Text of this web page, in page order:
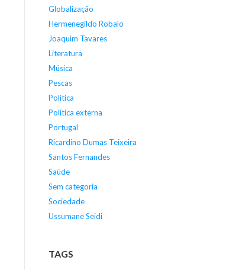
Globalização
Hermenegildo Robalo
Joaquim Tavares
Literatura
Música
Pescas
Política
Política externa
Portugal
Ricardino Dumas Teixeira
Santos Fernandes
Saúde
Sem categoria
Sociedade
Ussumane Seidi
TAGS